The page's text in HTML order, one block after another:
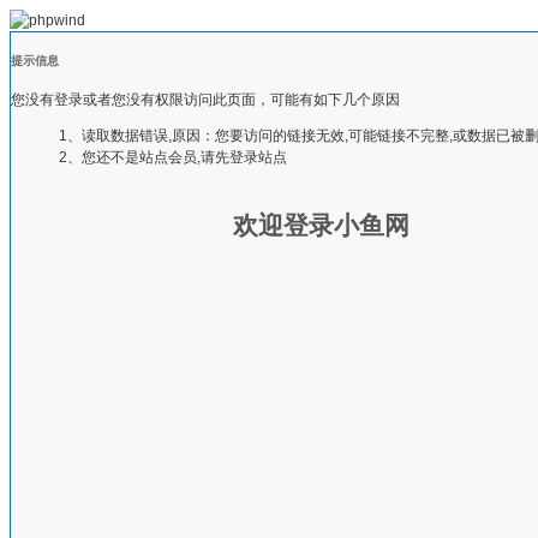
提示信息
您没有登录或者您没有权限访问此页面，可能有如下几个原因
1、读取数据错误,原因：您要访问的链接无效,可能链接不完整,或数据已被
2、您还不是站点会员,请先登录站点
欢迎登录小鱼网